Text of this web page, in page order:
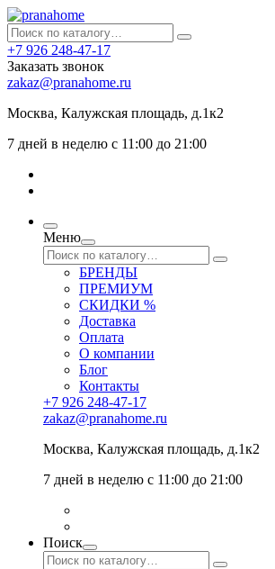
+7 926 248-47-17
Заказать звонок
zakaz@pranahome.ru
Москва, Калужская площадь, д.1к2
7 дней в неделю с 11:00 до 21:00
Меню
БРЕНДЫ
ПРЕМИУМ
СКИДКИ %
Доставка
Оплата
О компании
Блог
Контакты
+7 926 248-47-17
zakaz@pranahome.ru
Москва, Калужская площадь, д.1к2
7 дней в неделю с 11:00 до 21:00
Поиск